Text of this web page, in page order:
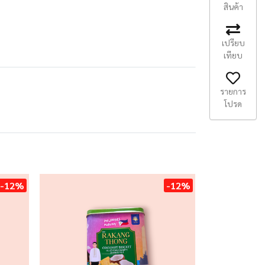
-12% -12%
สินค้า
เปรียบ
เทียบ
รายการ
โปรด